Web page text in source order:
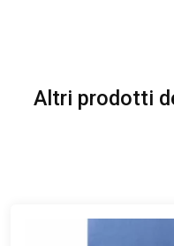
Altri prodotti